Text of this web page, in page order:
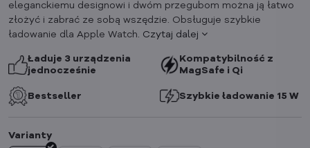
eleganckiemu designowi i dwóm przegubom można ją łatwo
złożyć i zabrać ze sobą wszędzie. Obsługuje szybkie
ładowanie dla Apple Watch. Czytaj dalej
Ładuje 3 urządzenia
jednocześnie
Kompatybilność z
MagSafe i Qi
Bestseller Szybkie ładowanie 15 W